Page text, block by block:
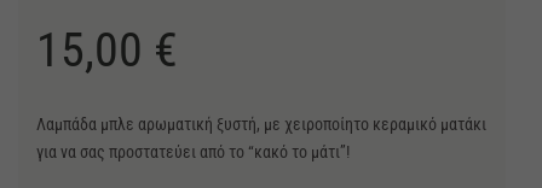
15,00 €
Λαμπάδα μπλε αρωματική ξυστή, με χειροποίητο κεραμικό ματάκι
για να σας προστατεύει από το “κακό το μάτι”!